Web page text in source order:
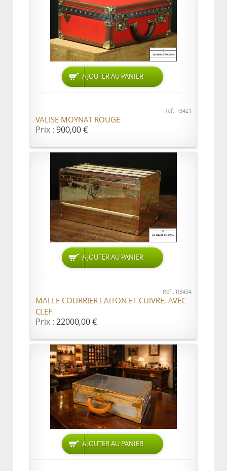
AJOUTER AU PANIER
Réf.: r3421
VALISE MOYNAT ROUGE
Prix : 900,00 €
AJOUTER AU PANIER
Réf.: R3434
MALLE COURRIER LAITON ET CUIVRE, AVEC
CLEF
Prix : 22000,00 €
AJOUTER AU PANIER